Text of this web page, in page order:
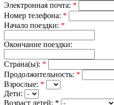
Электронная почта: *
Номер телефона: *
Начало поездки: *
Окончание поездки:
Страна(ы): *
Продолжительность: *
Взрослые: *
Дети:
Возраст детей: *